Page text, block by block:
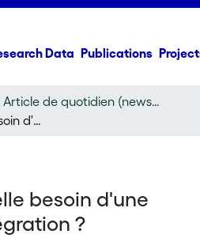
Data Publications
Article de quotidien (newspaper article)
La Suisse a-t-elle besoin d'une politique d'intégration ?
besoin d'une
?